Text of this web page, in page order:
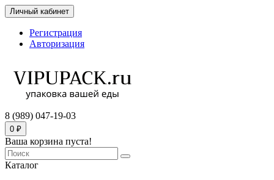
Личный кабинет
Регистрация
Авторизация
8 (989) 047-19-03
0 ₽
Ваша корзина пуста!
Каталог